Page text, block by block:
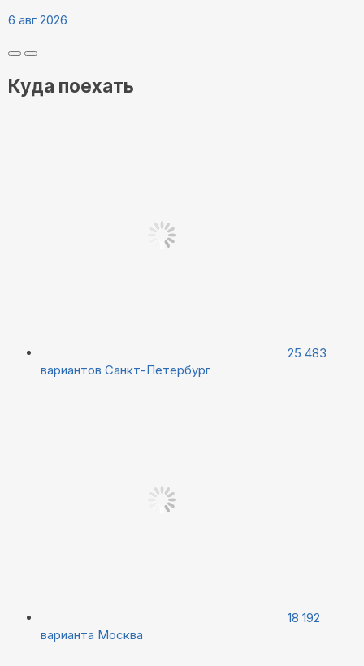
6 авг 2026
Куда поехать
25 483
вариантов Санкт-Петербург
18 192
варианта Москва